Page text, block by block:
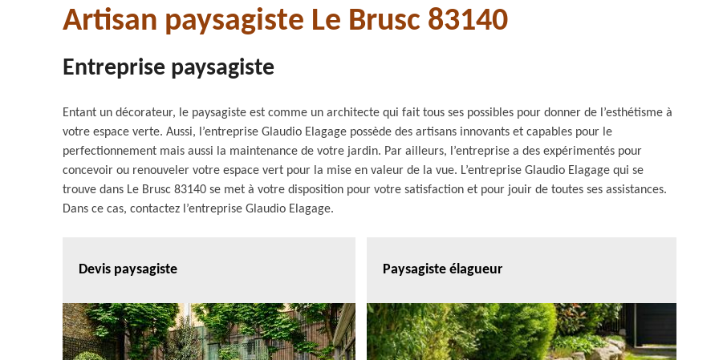
Artisan paysagiste Le Brusc 83140
Entreprise paysagiste
Entant un décorateur, le paysagiste est comme un architecte qui fait tous ses possibles pour donner de l’esthétisme à
votre espace verte. Aussi, l’entreprise Glaudio Elagage possède des artisans innovants et capables pour le
perfectionnement mais aussi la maintenance de votre jardin. Par ailleurs, l’entreprise a des expérimentés pour
concevoir ou renouveler votre espace vert pour la mise en valeur de la vue. L’entreprise Glaudio Elagage qui se
trouve dans Le Brusc 83140 se met à votre disposition pour votre satisfaction et pour jouir de toutes ses assistances.
Dans ce cas, contactez l’entreprise Glaudio Elagage.
Devis paysagiste Paysagiste élagueur